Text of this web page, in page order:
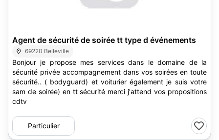
Agent de sécurité de soirée tt type d événements
69220 Belleville
Bonjour je propose mes services dans le domaine de la
sécurité privée accompagnement dans vos soirées en toute
sécurité.. ( bodyguard) et voiturier également je suis votre
sam de soirée) en tt sécurité merci j'attend vos propositions
cdtv
Particulier